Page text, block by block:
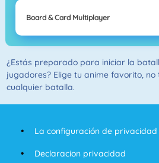
Board & Card Multiplayer
¿Estás preparado para iniciar la
jugadores? Elige tu anime favorito,
cualquier batalla.
La configuración de privacidad
Declaracion privacidad